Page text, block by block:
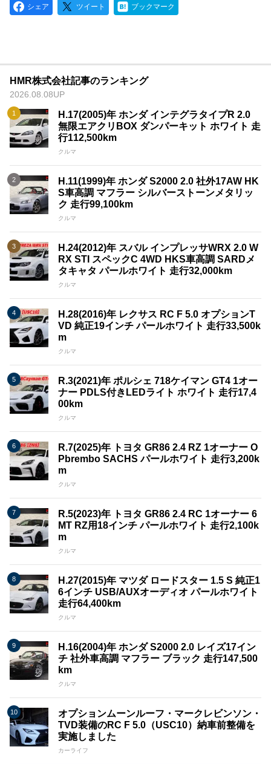
シェア ツイート ブックマーク
HMR株式会社記事のランキング
2026.08.08UP
H.17(2005)年 ホンダ インテグラタイプR 2.0
無限エアクリBOX ダンパーキット ホワイト 走
行112,500km
クルマ
H.11(1999)年 ホンダ S2000 2.0 社外17AW HK
S車高調 マフラー シルバーストーンメタリッ
ク 走行99,100km
クルマ
H.24(2012)年 スバル インプレッサWRX 2.0 W
RX STI スペックC 4WD HKS車高調 SARDメ
タキャタ パールホワイト 走行32,000km
クルマ
H.28(2016)年 レクサス RC F 5.0 オプションT
VD 純正19インチ パールホワイト 走行33,500k
m
クルマ
R.3(2021)年 ポルシェ 718ケイマン GT4 1オー
ナー PDLS付きLEDライト ホワイト 走行17,4
00km
クルマ
R.7(2025)年 トヨタ GR86 2.4 RZ 1オーナー O
Pbrembo SACHS パールホワイト 走行3,200k
m
クルマ
R.5(2023)年 トヨタ GR86 2.4 RC 1オーナー 6
MT RZ用18インチ パールホワイト 走行2,100k
m
クルマ
H.27(2015)年 マツダ ロードスター 1.5 S 純正1
6インチ USB/AUXオーディオ パールホワイト
走行64,400km
クルマ
H.16(2004)年 ホンダ S2000 2.0 レイズ17イン
チ 社外車高調 マフラー ブラック 走行147,500
km
クルマ
オプションムーンルーフ・マークレビンソン・
TVD装備のRC F 5.0（USC10）納車前整備を
実施しました
カーライフ